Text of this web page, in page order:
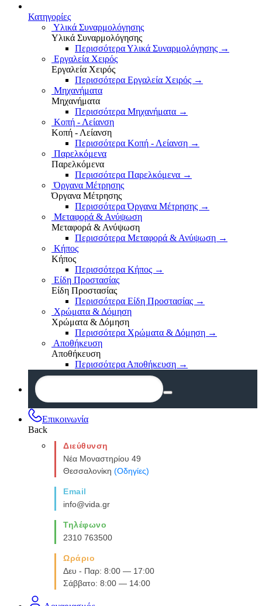
Κατηγορίες
Υλικά Συναρμολόγησης
Υλικά Συναρμολόγησης
Περισσότερα Υλικά Συναρμολόγησης →
Εργαλεία Χειρός
Εργαλεία Χειρός
Περισσότερα Εργαλεία Χειρός →
Μηχανήματα
Μηχανήματα
Περισσότερα Μηχανήματα →
Κοπή - Λείανση
Κοπή - Λείανση
Περισσότερα Κοπή - Λείανση →
Παρελκόμενα
Παρελκόμενα
Περισσότερα Παρελκόμενα →
Όργανα Μέτρησης
Όργανα Μέτρησης
Περισσότερα Όργανα Μέτρησης →
Μεταφορά & Ανύψωση
Μεταφορά & Ανύψωση
Περισσότερα Μεταφορά & Ανύψωση →
Κήπος
Κήπος
Περισσότερα Κήπος →
Είδη Προστασίας
Είδη Προστασίας
Περισσότερα Είδη Προστασίας →
Χρώματα & Δόμηση
Χρώματα & Δόμηση
Περισσότερα Χρώματα & Δόμηση →
Αποθήκευση
Αποθήκευση
Περισσότερα Αποθήκευση →
Επικοινωνία
Back
Διεύθυνση
Νέα Μοναστηρίου 49
Θεσσαλονίκη (Οδηγίες)
Email
info@vida.gr
Τηλέφωνο
2310 763500
Ωράριο
Δευ - Παρ: 8:00 — 17:00
Σάββατο: 8:00 — 14:00